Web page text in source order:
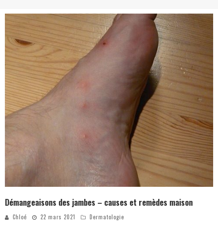
Démangeaisons des jambes – causes et remèdes maison
Chloé 22 mars 2021 Dermatologie